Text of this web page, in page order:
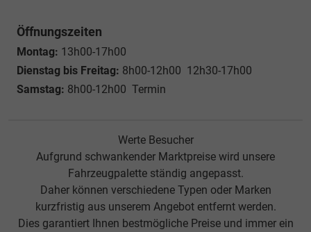
Öffnungszeiten
Montag: 13h00-17h00
Dienstag bis Freitag: 8h00-12h00 12h30-17h00
Samstag: 8h00-12h00 Termin
Werte Besucher
Aufgrund schwankender Marktpreise wird unsere
Fahrzeugpalette ständig angepasst.
Daher können verschiedene Typen oder Marken
kurzfristig aus unserem Angebot entfernt werden.
Dies garantiert Ihnen bestmögliche Preise und immer ein